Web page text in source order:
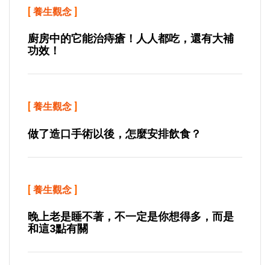
[ 養生觀念 ]
廚房中的它能治痔瘡！人人都吃，還有大補
功效！
[ 養生觀念 ]
做了造口手術以後，怎麼安排飲食？
[ 養生觀念 ]
晚上老是睡不著，不一定是你想得多，而是
和這3點有關